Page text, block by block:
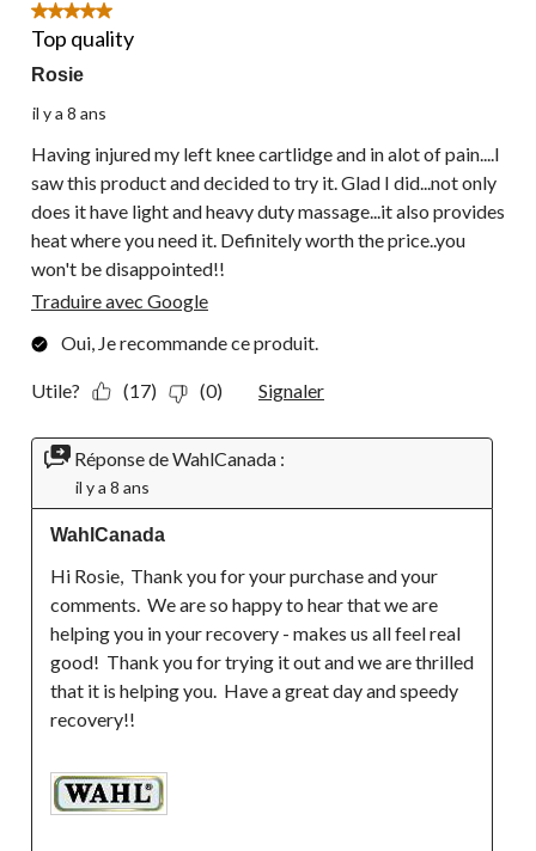
5 étoile(s) sur 5.
Top quality
Rosie
il y a 8 ans
Having injured my left knee cartlidge and in alot of pain....I
saw this product and decided to try it. Glad I did...not only
does it have light and heavy duty massage...it also provides
heat where you need it. Definitely worth the price..you
won't be disappointed!!
Traduire avec Google
Oui, Je recommande ce produit.
Utile? (17) (0) Signaler
Réponse de WahlCanada :
il y a 8 ans
WahlCanada
Hi Rosie,  Thank you for your purchase and your
comments.  We are so happy to hear that we are
helping you in your recovery - makes us all feel real
good!  Thank you for trying it out and we are thrilled
that it is helping you.  Have a great day and speedy